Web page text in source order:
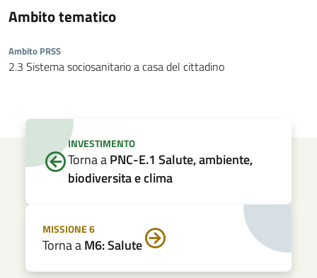
Ambito tematico
Ambito PRSS
2.3 Sistema sociosanitario a casa del cittadino
INVESTIMENTO
Torna aPNC-E.1 Salute, ambiente,
biodiversita e clima
MISSIONE 6
Torna aM6: Salute